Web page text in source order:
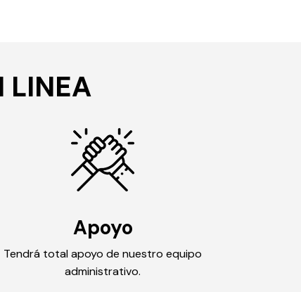
LINEA
Apoyo
Tendrá total apoyo de nuestro equipo
administrativo.